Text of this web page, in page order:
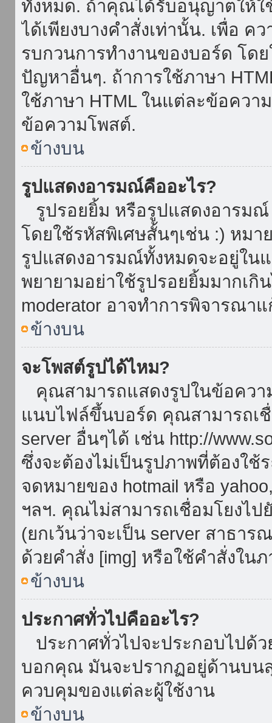
ทั้งหมด. ถ้าคุณได้รับอนุญาตให้ใ
ได้เพียงบางคำสั่งเท่านั้น. เพื่อ
รบกวนการทำงานของบอร์ด โด
ปัญหาอื่นๆ. ถ้าการใช้ภาษา
ใช้ภาษา HTML ในแต่ละข้อคว
ข้อความโพสต์.
ข้างบน
รูปแสดงอารมณ์คืออะไร?
รูปรอยยิ้ม หรือรูปแสดงอารมณ์
โดยใช้รหัสพิเศษสั้นๆเช่น :) หมา
รูปแสดงอารมณ์ทั้งหมดจะอยู่ใ
พยายามอย่าใช้รูปรอยยิ้มมากเกิ
moderator อาจทำการพิจารณา
ข้างบน
จะโพสต์รูปได้ไหม?
คุณสามารถแสดงรูปในข้อคว
แนบไฟล์ขึ้นบอร์ด คุณสามารถเชื่
server อื่นๆได้ เช่น http://
ซึ่งจะต้องไม่เป็นรูปภาพที่ต้องใ
จดหมายของ hotmail หรือ
ฯลฯ. คุณไม่สามารถเชื่อมโยงไ
(ยกเว้นว่าจะเป็น server สาธาร
ด้วยคำสั่ง [img] หรือใช้คำสั่งใ
ข้างบน
ประกาศทั่วไปคืออะไร?
ประกาศทั่วไปจะประกอบไปด้
บอกคุณ มันจะปรากฏอยู่ด้านบน
ควบคุมของแต่ละผู้ใช้งาน
ข้างบน